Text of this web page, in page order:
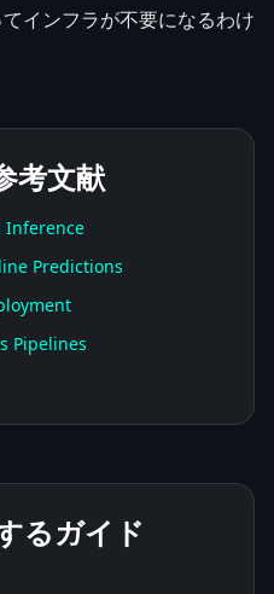
インフラが不要になるわけ
考文献
Inference
Predictions
Pipelines
るガイド